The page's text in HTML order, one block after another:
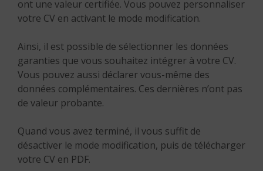
ont une valeur certifiée. Vous pouvez personnaliser
votre CV en activant le mode modification.
Ainsi, il est possible de sélectionner les données
garanties que vous souhaitez intégrer à votre CV.
Vous pouvez aussi déclarer vous-même des
données complémentaires. Ces dernières n’ont pas
de valeur probante.
Quand vous avez terminé, il vous suffit de
désactiver le mode modification, puis de télécharger
votre CV en PDF.